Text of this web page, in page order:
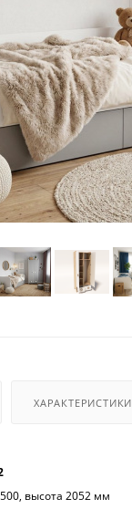
ХАРАКТЕРИСТИКИ
высота 2052 мм